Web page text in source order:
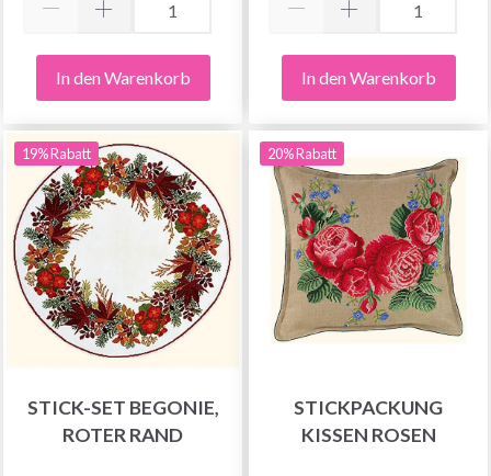
In den Warenkorb In den Warenkorb
19% Rabatt
STICK-SET BEGONIE,
ROTER RAND
20% Rabatt
STICKPACKUNG
KISSEN ROSEN